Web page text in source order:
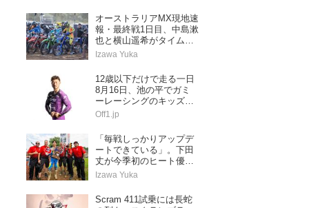
オーストラリアMX現地速
報・最終戦1日目、中島漱
也と横山遥希がタイムア
タック予選に挑む
Izawa Yuka
12歳以下だけで走る一日
8月16日、池の平でガミ
ーレーシングのキッズス
ペシャル
Off1.jp
「毎戦しっかりアップデ
ートできている」。下田
丈が今季初のヒート優勝
&ランキングトップに浮
第5戦レッドバッド
Izawa Yuka
Scram 411試乗には長蛇